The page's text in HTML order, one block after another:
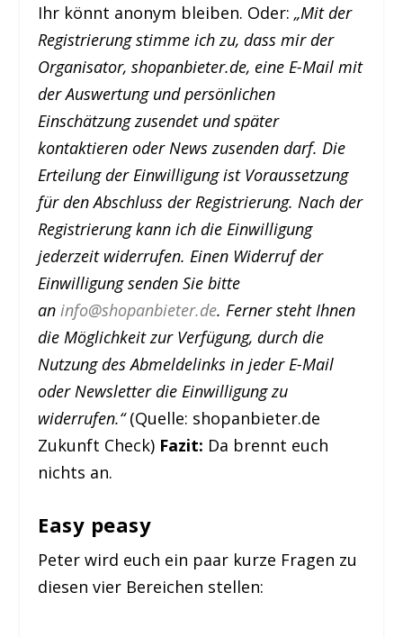
Ihr könnt anonym bleiben. Oder:„Mit der
Registrierung stimme ich zu, dass mir der
Organisator, shopanbieter.de, eine E-Mail mit
der Auswertung und persönlichen
Einschätzung zusendet und später
kontaktieren oder News zusenden darf. Die
Erteilung der Einwilligung ist Voraussetzung
für den Abschluss der Registrierung. Nach der
Registrierung kann ich die Einwilligung
jederzeit widerrufen. Einen Widerruf der
Einwilligung senden Sie bitte
aninfo@shopanbieter.de. Ferner steht Ihnen
die Möglichkeit zur Verfügung, durch die
Nutzung des Abmeldelinks in jeder E-Mail
oder Newsletter die Einwilligung zu
widerrufen.“(Quelle: shopanbieter.de
Zukunft Check) Fazit: Da brennt euch
nichts an.
Easy peasy
Peter wird euch ein paar kurze Fragen zu
diesen vier Bereichen stellen: